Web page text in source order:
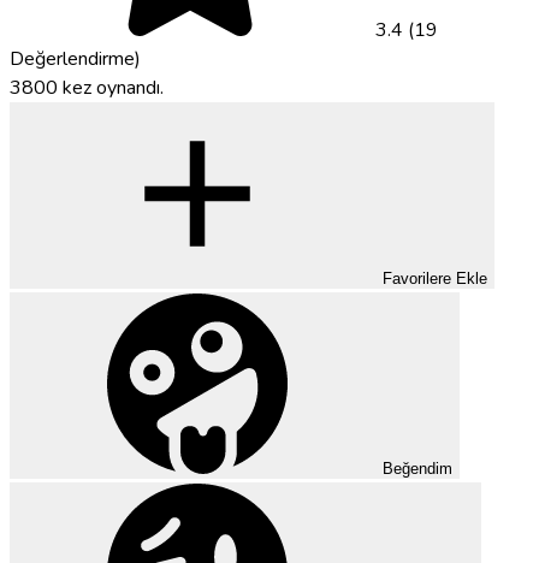
3.4 (19
Değerlendirme)
3800 kez oynandı.
Favorilere Ekle
Beğendim